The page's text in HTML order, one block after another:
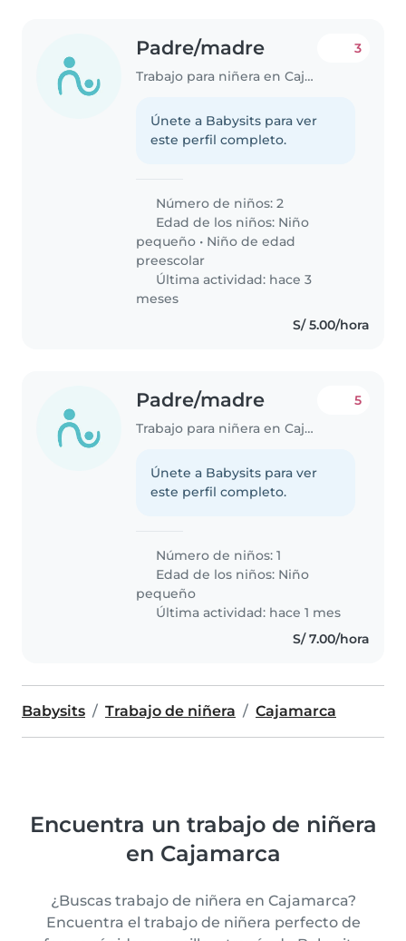
Padre/madre
Trabajo para niñera en Cajamarca
3
Únete a Babysits para ver
este perfil completo.
Número de niños: 2
Edad de los niños: Niño
pequeño • Niño de edad
preescolar
Última actividad: hace 3
meses
S/ 5.00/hora
Padre/madre
Trabajo para niñera en Cajamarca
5
Únete a Babysits para ver
este perfil completo.
Número de niños: 1
Edad de los niños: Niño
pequeño
Última actividad: hace 1 mes
S/ 7.00/hora
Babysits Trabajo de niñera Cajamarca
Encuentra un trabajo de niñera
en Cajamarca
¿Buscas trabajo de niñera en Cajamarca?
Encuentra el trabajo de niñera perfecto de